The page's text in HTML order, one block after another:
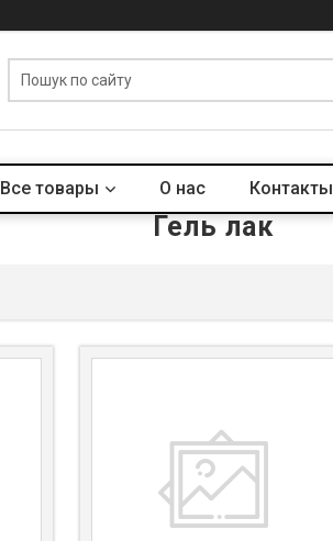
Все товары О нас Контакты
Гель лак